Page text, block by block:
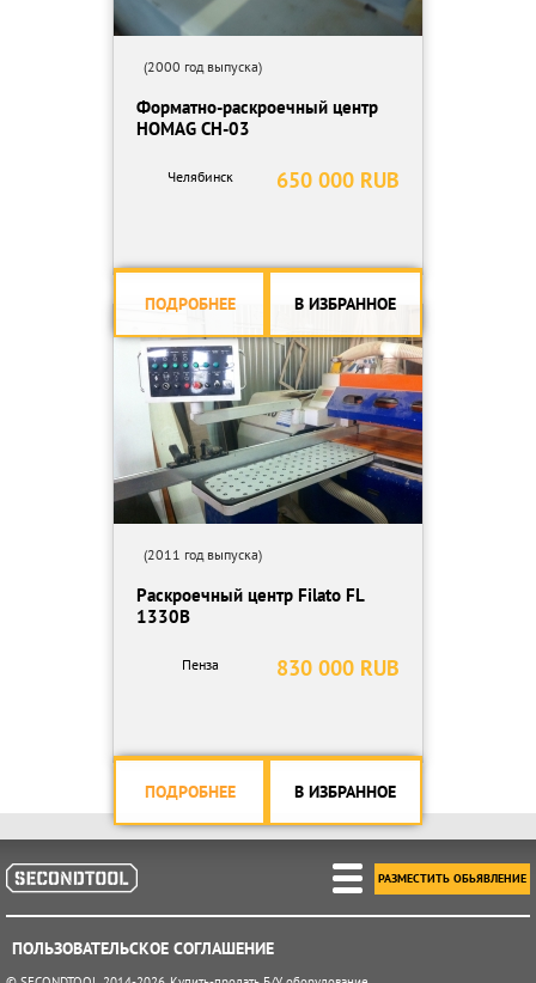
(2000 год выпуска)
Форматно-раскроечный центр
HOMAG CH-03
650 000 RUB
Челябинск
ПОДРОБНЕЕ В ИЗБРАННОЕ
(2011 год выпуска)
Раскроечный центр Filato FL
1330B
830 000 RUB
Пенза
ПОДРОБНЕЕ В ИЗБРАННОЕ
ПОЛЬЗОВАТЕЛЬСКОЕ СОГЛАШЕНИЕ
РАЗМЕСТИТЬ ОБЬЯВЛЕНИЕ